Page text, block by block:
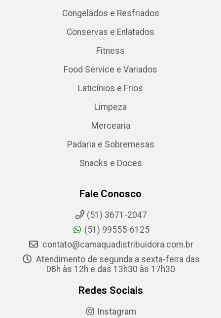
Congelados e Resfriados
Conservas e Enlatados
Fitness
Food Service e Variados
Laticínios e Frios
Limpeza
Mercearia
Padaria e Sobremesas
Snacks e Doces
Fale Conosco
(51) 3671-2047
(51) 99555-6125
contato@camaquadistribuidora.com.br
Atendimento de segunda a sexta-feira das
08h às 12h e das 13h30 às 17h30
Redes Sociais
Instagram